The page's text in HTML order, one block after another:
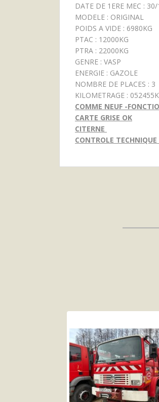
DATE DE 1ERE MEC :
MODELE : ORIGINAL
POIDS A VIDE : 6980KG
PTAC : 12000KG
PTRA : 22000KG
GENRE : VASP
ENERGIE : GAZOLE
NOMBRE DE PLACES : 3
KILOMETRAGE :
COMME NEUF -
CARTE GRISE OK
CITERNE
CONTROLE TECHNIQUE